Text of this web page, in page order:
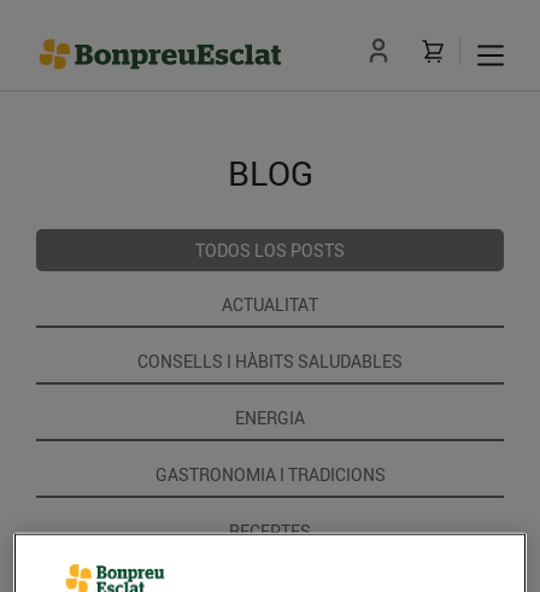
BLOG
TODOS LOS POSTS
ACTUALITAT
CONSELLS I HÀBITS SALUDABLES
ENERGIA
GASTRONOMIA I TRADICIONS
RECEPTES